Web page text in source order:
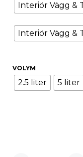
Interiör Vägg &
Interiör Vägg &
VOLYM
2.5 liter 5 liter